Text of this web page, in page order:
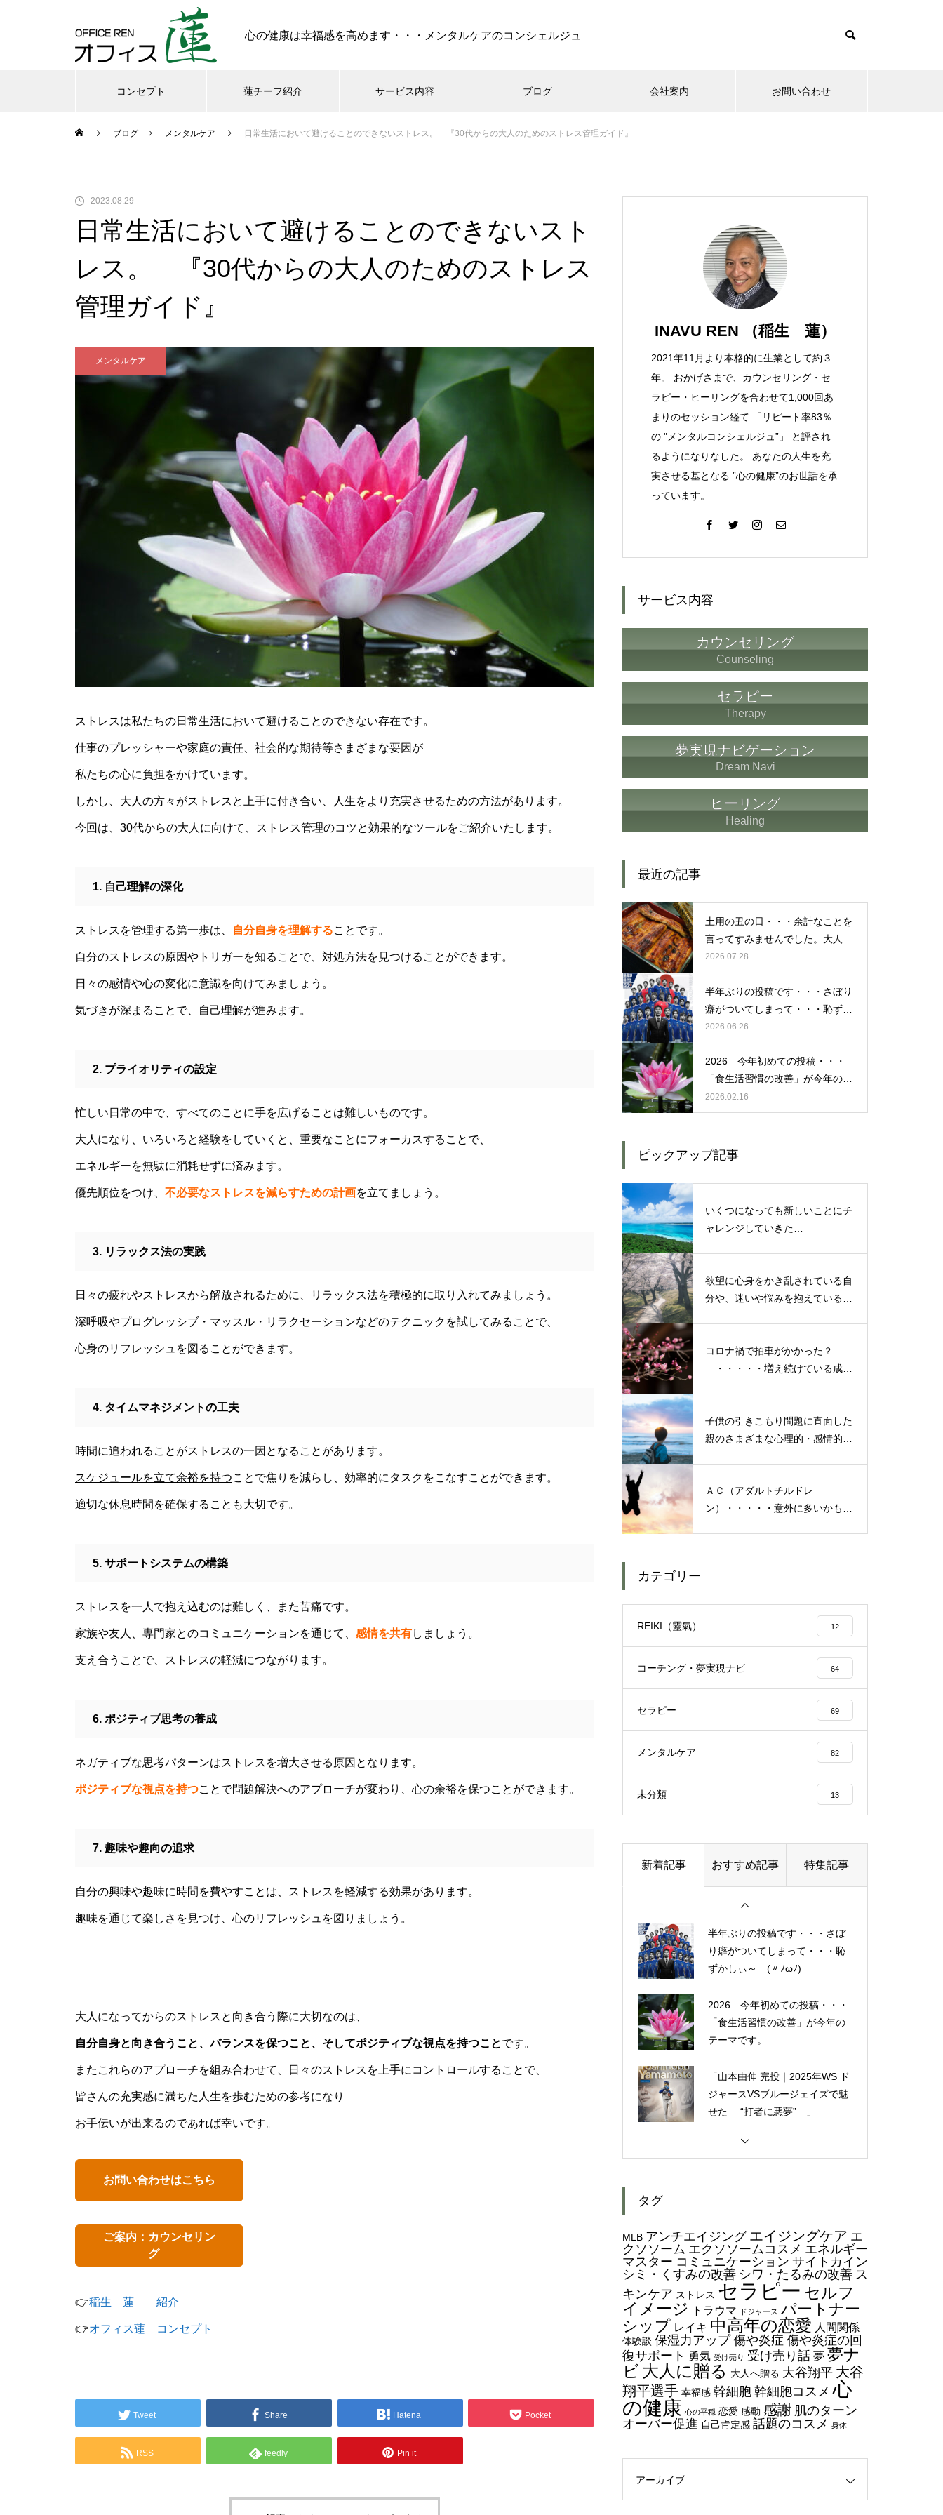
心の健康は幸福感を高めます・・・メンタルケアのコンシェルジュ
コンセプト 蓮チーフ紹介 サービス内容 ブログ 会社案内 お問い合わせ
メンタルケア セラピー REIKI（靈氣） コーチング・夢実現ナビ
｜ 心がラクになる考え方
みといった嫌な部分も現れ
拠もなさそうですが・・・
さまざまなシチュエーションの
「失恋」からの喪失感や絶望
アイディア 2
ス・・・
さまざまなシチュエーションの
「失恋」からの喪失感や絶望
感、また新たな心境をもたらす
アイディア
いくつになっても新しいことに
チャレンジしていきた
い！・・・・・ただ今、「老
化」という「成長期中」です！
今後もっと増えると思われる
的問題について考えてみまし
た。
欲望に心身をかき乱されている
自分や、迷いや悩みを抱えてい
るネガティブな自身も素直に受
け入れよう！
大谷翔平選手に見る「日常の五
心」・・・日常生活の中で大切
にしたい５つの心の持ち方
コロナ禍で拍車がかかった？
・・・・・増え続けている成
人の引きこもり
仏教の代表的な悟り「三法
気持ちを捨てると ”すごく楽に
「ト書き」・・・・・会話にも
「ト書き」をイメージするとコ
ミュニケーションが楽かも？
”認知症に元教員が多い！” っ
て本当ですか？ データも根
拠もなさそうですが・・・
もしも、「水」に記憶があった
ら？・・・その情報や記憶がよ
り解明できたら絶対に面白い❕
その２
もしも、「水」に記憶があった
り解明できたら絶対に面白い❕
その１
た。
印」・・・「より良い」という
気持ちを捨てると ”すごく楽に
生きられる”・・・
決めたきっかけと「お経」との
親の介護は大変な仕事であり、
ストレスがつきものですが、第
「時を得るものは栄え、時を失
「氣」と「気」 使い分けには
でしたか？ その２
2026 今年初めての投稿・・・
テーマです。
もしも、「水」に記憶があった
ら？・・・その情報や記憶がよ
り解明できたら絶対に面白い❕
ら？・・・その情報や記憶がよ
「氣」と「気」 使い分けには
「氣」と「気」 使い分けには
でしたか？
雑誌「セラピスト」：2023年09
リング入門 掲載されてます。
【 １日限りのレイキカフェ
ー】
『食と氣』 ～team P.L.P 徳島
癒しイベントのご案内
「山本由伸 完投｜2025年WS ド
米国メジャーリーグ殿堂入り、
イチローさんの感動的なスピー
「ト書き」をイメージするとコ
ミュニケーションが楽かも？
い・・・人生の横軸と縦軸を見
今でも普通に使っているけど、
「社会人用語は突然に」
く生きるためのエッセン
ス・・・
問を見て最近思うこと
いくつになっても新しいことに
い！・・・・・ただ今、「老
化」という「成長期中」です！
大谷翔平選手に見る「日常の五
出会い
「時を得るものは栄え、時を失
うものは滅びる」 ： 中国の
ブログ メンタルケア 日常生活において避けることのできないストレス。 『30代からの大人のためのストレス管理ガイド』
2023.08.29
日常生活において避けることのできないスト
レス。 『30代からの大人のためのストレス
管理ガイド』
メンタルケア
ストレスは私たちの日常生活において避けることのできない存在です。
仕事のプレッシャーや家庭の責任、社会的な期待等さまざまな要因が
私たちの心に負担をかけています。
しかし、大人の方々がストレスと上手に付き合い、人生をより充実させるための方法があります。
今回は、30代からの大人に向けて、ストレス管理のコツと効果的なツールをご紹介いたします。
1. 自己理解の深化
ストレスを管理する第一歩は、 自分自身を理解することです。
自分のストレスの原因やトリガーを知ることで、対処方法を見つけることができます。
日々の感情や心の変化に意識を向けてみましょう。
気づきが深まることで、自己理解が進みます。
2. プライオリティの設定
忙しい日常の中で、すべてのことに手を広げることは難しいものです。
大人になり、いろいろと経験をしていくと、重要なことにフォーカスすることで、
エネルギーを無駄に消耗せずに済みます。
優先順位をつけ、 不必要なストレスを減らすための計画を立てましょう。
3. リラックス法の実践
日々の疲れやストレスから解放されるために、 リラックス法を積極的に取り入れてみましょう。
深呼吸やプログレッシブ・マッスル・リラクセーションなどのテクニックを試してみることで、
心身のリフレッシュを図ることができます。
4. タイムマネジメントの工夫
時間に追われることがストレスの一因となることがあります。
スケジュールを立て余裕を持つことで焦りを減らし、効率的にタスクをこなすことができます。
適切な休息時間を確保することも大切です。
5. サポートシステムの構築
ストレスを一人で抱え込むのは難しく、また苦痛です。
家族や友人、専門家とのコミュニケーションを通じて、 感情を共有しましょう。
支え合うことで、ストレスの軽減につながります。
6. ポジティブ思考の養成
ネガティブな思考パターンはストレスを増大させる原因となります。
ポジティブな視点を持つことで問題解決へのアプローチが変わり、心の余裕を保つことができます。
7. 趣味や趣向の追求
自分の興味や趣味に時間を費やすことは、ストレスを軽減する効果があります。
趣味を通じて楽しさを見つけ、心のリフレッシュを図りましょう。
大人になってからのストレスと向き合う際に大切なのは、
自分自身と向き合うこと、バランスを保つこと、そしてポジティブな視点を持つことです。
またこれらのアプローチを組み合わせて、日々のストレスを上手にコントロールすることで、
皆さんの充実感に満ちた人生を歩むための参考になり
お手伝いが出来るのであれば幸いです。
お問い合わせはこちら
ご案内：カウンセリン
グ
👉稲生 蓮 紹介
👉オフィス蓮 コンセプト
Tweet Share Hatena Pocket
RSS feedly Pin it
INAVU REN （稲生 蓮）
2021年11月より本格的に生業として約３
年。 おかげさまで、カウンセリング・セ
ラピー・ヒーリングを合わせて1,000回あ
まりのセッション経て 「リピート率83％
の "メンタルコンシェルジュ”」 と評され
るようになりなした。 あなたの人生を充
実させる基となる ”心の健康”のお世話を承
っています。
サービス内容
カウンセリング
Counseling
セラピー
Therapy
夢実現ナビゲーション
Dream Navi
ヒーリング
Healing
最近の記事
土用の丑の日・・・余計なことを
言ってすみませんでした。大人気
なかったですね・・・
2026.07.28
半年ぶりの投稿です・・・さぼり
癖がついてしまって・・・恥ずか
しぃ～ (〃ﾉωﾉ)
2026.06.26
2026 今年初めての投稿・・・
「食生活習慣の改善」が今年のテ
ーマです。
2026.02.16
ピックアップ記事
いくつになっても新しいことにチ
ャレンジしていきた
欲望に心身をかき乱されている自
分や、迷いや悩みを抱えているネ
コロナ禍で拍車がかかった？
・・・・・増え続けている成人
子供の引きこもり問題に直面した
親のさまざまな心理的・感情的な
ＡＣ（アダルトチルドレ
ン）・・・・・意外に多いかも？
カテゴリー
REIKI（靈氣） 12
コーチング・夢実現ナビ 64
セラピー 69
メンタルケア 82
未分類 13
新着記事 おすすめ記事 特集記事
エイジングケアで最近気になっ
ているスキンケア製品・・・幹
細胞コスメ vs エクソソーム
エイジングケアで最近気になっ
エイジングケアで最近気になっ
ているスキンケア製品・・・幹
土用の丑の日・・・余計なこと
半年ぶりの投稿です・・・さぼ
り癖がついてしまって・・・恥
ずかしぃ～ (〃ﾉωﾉ)
2026 今年初めての投稿・・・
「食生活習慣の改善」が今年の
テーマです。
「山本由伸 完投｜2025年WS ド
ジャースVSブルージェイズで魅
せた “打者に悪夢” 」
に疲れたときの対処法５選
｜ 心がラクになる考え方
エイジングケアで最近気になっ
ているスキンケア製品・・・幹
細胞コスメ vs エクソソーム
コスメ②
エイジングケアで最近気になっ
ているスキンケア製品・・・幹
細胞コスメ vs エクソソーム
コスメ ①
タグ
MLB アンチエイジング エイジングケア エ
クソソーム エクソソームコスメ エネルギー
マスター コミュニケーション サイトカイン
シミ・くすみの改善 シワ・たるみの改善 ス
キンケア ストレス セラピー セルフ
イメージ
トラウマ ドジャース パートナー
シップ レイキ 中高年の恋愛 人間関係
体験談 保湿力アップ傷や炎症 傷や炎症の回
復サポート 勇気 受け売り 受け売り話 夢 夢ナ
ビ 大人に贈る 大人へ贈る 大谷翔平 大谷
翔平選手 幸福感 幹細胞幹細胞コスメ 心
の健康 心の平穏 恋愛 感動 感謝 肌のターン
オーバー促進 自己肯定感 話題のコスメ 身体
アーカイブ